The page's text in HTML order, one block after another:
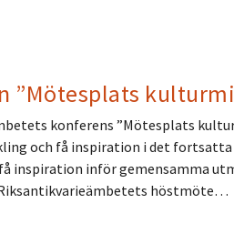
”Mötesplats
konferens ”Mötesplats
och få inspiration i det
inspiration inför gemensamma
höstmöte…